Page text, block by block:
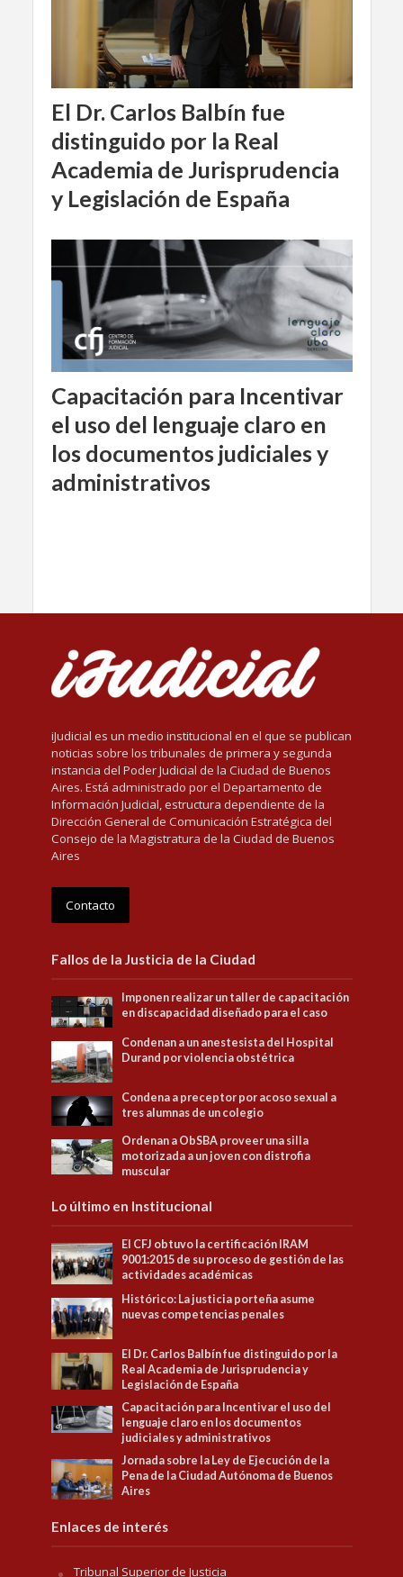
El Dr. Carlos Balbín fue
distinguido por la Real
Academia de Jurisprudencia
y Legislación de España
Capacitación para Incentivar
el uso del lenguaje claro en
los documentos judiciales y
administrativos
iJudicial es un medio institucional en el que se publican
noticias sobre los tribunales de primera y segunda
instancia del Poder Judicial de la Ciudad de Buenos
Aires. Está administrado por el Departamento de
Información Judicial, estructura dependiente de la
Dirección General de Comunicación Estratégica del
Consejo de la Magistratura de la Ciudad de Buenos
Aires
Contacto
Fallos de la Justicia de la Ciudad
Imponen realizar un taller de capacitación
en discapacidad diseñado para el caso
Condenan a un anestesista del Hospital
Durand por violencia obstétrica
Condena a preceptor por acoso sexual a
tres alumnas de un colegio
Ordenan a ObSBA proveer una silla
motorizada a un joven con distrofia
muscular
Lo último en Institucional
El CFJ obtuvo la certificación IRAM
9001:2015 de su proceso de gestión de las
actividades académicas
Histórico: La justicia porteña asume
nuevas competencias penales
El Dr. Carlos Balbín fue distinguido por la
Real Academia de Jurisprudencia y
Legislación de España
Capacitación para Incentivar el uso del
lenguaje claro en los documentos
judiciales y administrativos
Jornada sobre la Ley de Ejecución de la
Pena de la Ciudad Autónoma de Buenos
Aires
Enlaces de interés
Tribunal Superior de Justicia